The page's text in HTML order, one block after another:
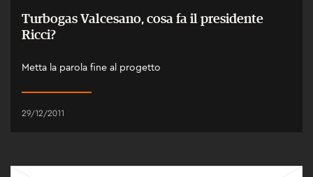
Turbogas Valcesano, cosa fa il presidente
Ricci?
Metta la parola fine al progetto
29/12/2011